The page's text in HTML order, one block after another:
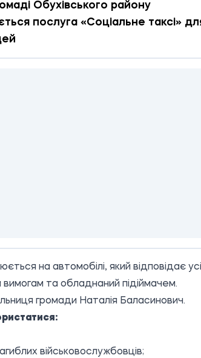
Обухівського району
послуга «Соціальне таксі»
на автомобілі, який відповідає
вимогам та обладнаний підіймачем.
громади Наталія Баласинович.
військовослужбовців;